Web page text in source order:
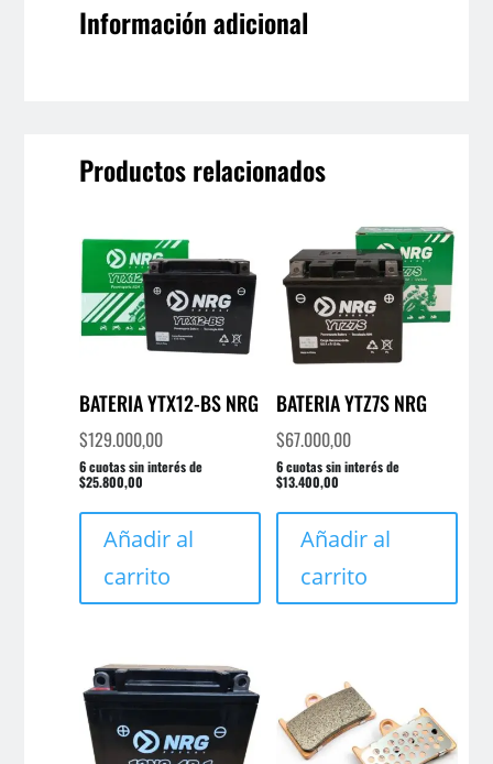
Información adicional
Productos relacionados
BATERIA YTX12-BS NRG
$129.000,00
6 cuotas sin interés de
$25.800,00
Añadir al
carrito
BATERIA YTZ7S NRG
$67.000,00
6 cuotas sin interés de
$13.400,00
Añadir al
carrito